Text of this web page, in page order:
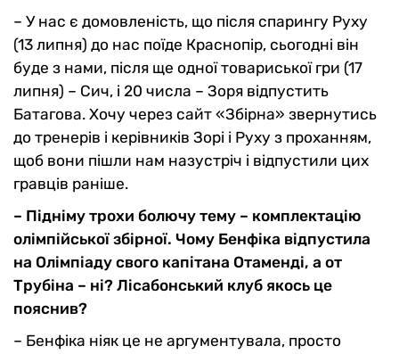
– У нас є домовленість, що після спарингу Руху
(13 липня) до нас поїде Краснопір, сьогодні він
буде з нами, після ще одної товариської гри (17
липня) – Сич, і 20 числа – Зоря відпустить
Батагова. Хочу через сайт «Збірна» звернутись
до тренерів і керівників Зорі і Руху з проханням,
щоб вони пішли нам назустріч і відпустили цих
гравців раніше.
– Підніму трохи болючу тему – комплектацію
олімпійської збірної. Чому Бенфіка відпустила
на Олімпіаду свого капітана Отаменді, а от
Трубіна – ні? Лісабонський клуб якось це
пояснив?
– Бенфіка ніяк це не аргументувала, просто